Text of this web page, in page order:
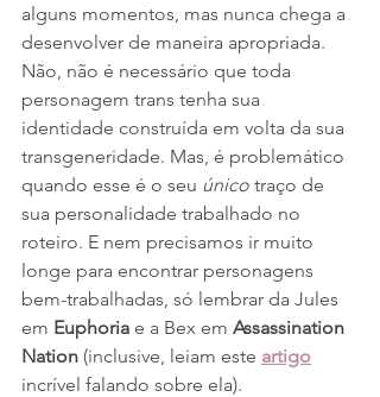
alguns momentos, mas nunca chega a
desenvolver de maneira apropriada.
Não, não é necessário que toda
personagem trans tenha sua
identidade construída em volta da sua
transgeneridade. Mas, é problemático
quando esse é o seu único traço de
sua personalidade trabalhado no
roteiro. E nem precisamos ir muito
longe para encontrar personagens
bem-trabalhadas, só lembrar da Jules
em Euphoria e a Bex em Assassination
Nation (inclusive, leiam este artigo
incrível falando sobre ela).